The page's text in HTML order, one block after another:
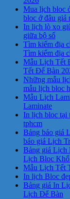
Mua lịch bloc
bloc ở đâu giá
In lịch lò xo
giữa bộ số
Tìm kiếm địa
Tìm kiếm địa
Mẫu Lịch Tết
Tết Để Bàn
Những mẫu
mẫu lịch bloc
Mẫu Lịch
Laminate
In lịch bloc tại
tphcm
Bảng báo giá
báo giá Lịch
Bảng giá
Lịch Bloc
Mẫu Lịch Tết
In lịch Bloc
Bảng giá In
Lịch Để Bàn